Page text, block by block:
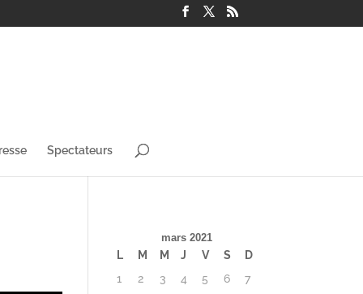
Spectateurs
mars 2021
L M M J V S
D
1
2 3 4 5 6
7